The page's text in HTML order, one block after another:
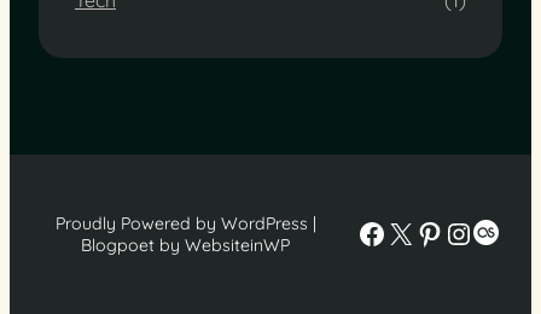
Proudly Powered by WordPress |
Blogpoet by WebsiteinWP
Facebook
X Pinterest